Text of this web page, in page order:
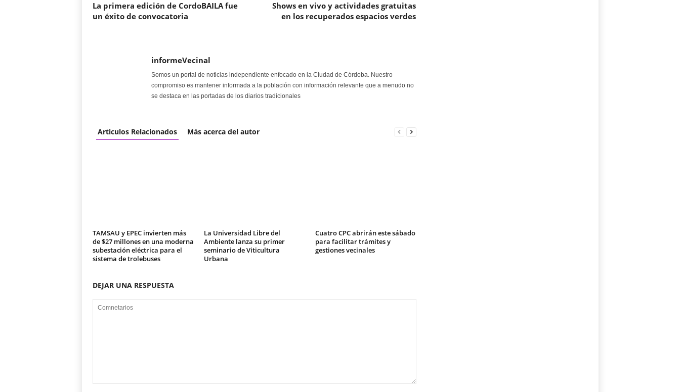
La primera edición de CordoBAILA fue
un éxito de convocatoria
Shows en vivo y actividades gratuitas
en los recuperados espacios verdes
informeVecinal
Somos un portal de noticias independiente enfocado en la Ciudad de Córdoba. Nuestro
compromiso es mantener informada a la población con información relevante que a menudo no
se destaca en las portadas de los diarios tradicionales
Articulos Relacionados Más acerca del autor
TAMSAU y EPEC invierten más
de $27 millones en una moderna
subestación eléctrica para el
sistema de trolebuses
La Universidad Libre del
Ambiente lanza su primer
seminario de Viticultura
Urbana
Cuatro CPC abrirán este sábado
para facilitar trámites y
gestiones vecinales
DEJAR UNA RESPUESTA